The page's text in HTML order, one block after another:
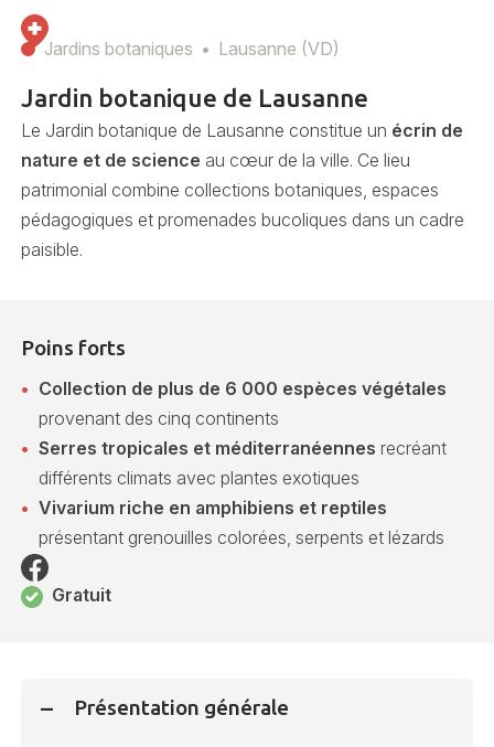
Jardins botaniques Lausanne (VD)
Jardin botanique de Lausanne
Le Jardin botanique de Lausanne constitue un écrin de
nature et de science au cœur de la ville. Ce lieu
patrimonial combine collections botaniques, espaces
pédagogiques et promenades bucoliques dans un cadre
paisible.
Poins forts
Collection de plus de 6 000 espèces végétales
provenant des cinq continents
Serres tropicales et méditerranéennes recréant
différents climats avec plantes exotiques
Vivarium riche en amphibiens et reptiles
présentant grenouilles colorées, serpents et lézards
Gratuit
Présentation générale